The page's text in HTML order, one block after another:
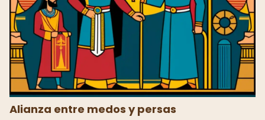
Alianza entre medos y persas